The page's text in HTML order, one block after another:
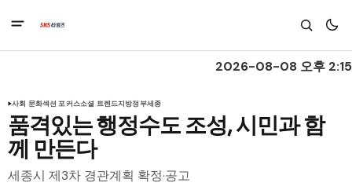
2026-08-08 오후 2:15
사회 문화섹션 포커스소셜 트렌드지방정부세종
품격있는 행정수도 조성, 시민과 함
께 만든다
세종시 제3차 경관계획 확정·공고